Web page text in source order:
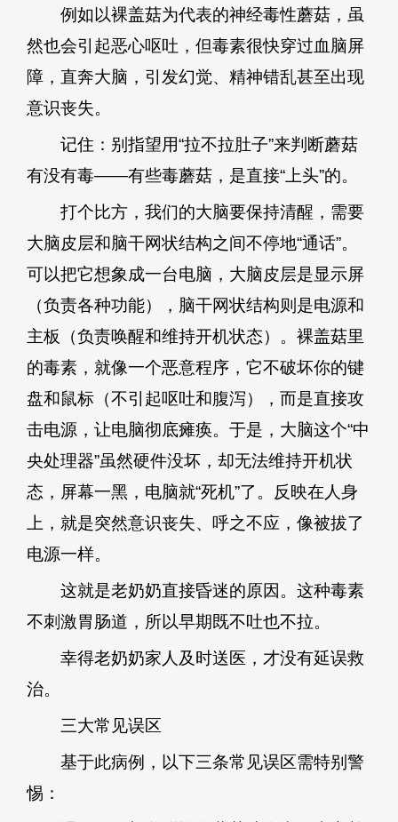
例如以裸盖菇为代表的神经毒性蘑菇，虽
然也会引起恶心呕吐，但毒素很快穿过血脑屏
障，直奔大脑，引发幻觉、精神错乱甚至出现
意识丧失。
记住：别指望用“拉不拉肚子”来判断蘑菇
有没有毒——有些毒蘑菇，是直接“上头”的。
打个比方，我们的大脑要保持清醒，需要
大脑皮层和脑干网状结构之间不停地“通话”。
可以把它想象成一台电脑，大脑皮层是显示屏
（负责各种功能），脑干网状结构则是电源和
主板（负责唤醒和维持开机状态）。裸盖菇里
的毒素，就像一个恶意程序，它不破坏你的键
盘和鼠标（不引起呕吐和腹泻），而是直接攻
击电源，让电脑彻底瘫痪。于是，大脑这个“中
央处理器”虽然硬件没坏，却无法维持开机状
态，屏幕一黑，电脑就“死机”了。反映在人身
上，就是突然意识丧失、呼之不应，像被拔了
电源一样。
这就是老奶奶直接昏迷的原因。这种毒素
不刺激胃肠道，所以早期既不吐也不拉。
幸得老奶奶家人及时送医，才没有延误救
治。
三大常见误区
基于此病例，以下三条常见误区需特别警
惕：